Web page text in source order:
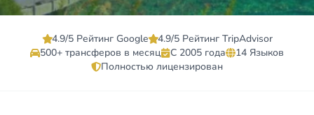
4.9/5 Рейтинг Google
4.9/5 Рейтинг TripAdvisor
500+ трансферов в месяц
С 2005 года
14 Языков
Полностью лицензирован